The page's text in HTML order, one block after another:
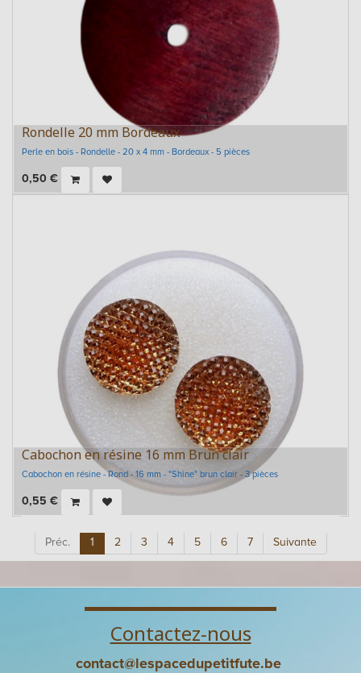
Rondelle 20 mm Bordeaux
Perle en bois - Rondelle - 20 x 4 mm - Bordeaux - 5 pièces
0,50 €
Cabochon en résine 16 mm Brun clair
Cabochon en résine - Rond - 16 mm - "Shine" brun clair - 3 pièces
0,55 €
Préc. 1 2 3 4 5 6 7 Suivante
Contactez-nous
contact@lespacedupetitfute.be